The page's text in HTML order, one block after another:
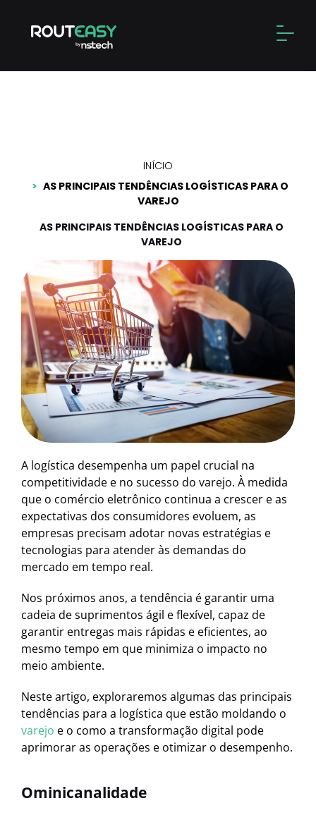
content
INÍCIO
AS PRINCIPAIS TENDÊNCIAS LOGÍSTICAS PARA O
VAREJO
AS PRINCIPAIS TENDÊNCIAS LOGÍSTICAS PARA O
VAREJO
A logística desempenha um papel crucial na
competitividade e no sucesso do varejo. À medida
que o comércio eletrônico continua a crescer e as
expectativas dos consumidores evoluem, as
empresas precisam adotar novas estratégias e
tecnologias para atender às demandas do
mercado em tempo real.
Nos próximos anos, a tendência é garantir uma
cadeia de suprimentos ágil e flexível, capaz de
garantir entregas mais rápidas e eficientes, ao
mesmo tempo em que minimiza o impacto no
meio ambiente.
Neste artigo, exploraremos algumas das principais
tendências para a logística que estão moldando o
varejo e o como a transformação digital pode
aprimorar as operações e otimizar o desempenho.
Ominicanalidade